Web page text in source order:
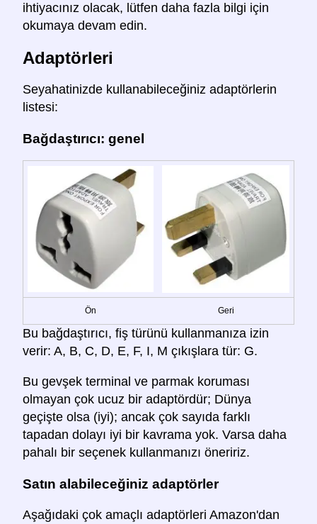
ihtiyacınız olacak, lütfen daha fazla bilgi için
okumaya devam edin.
Adaptörleri
Seyahatinizde kullanabileceğiniz adaptörlerin
listesi:
Bağdaştırıcı: genel
Ön Geri
Bu bağdaştırıcı, fiş türünü kullanmanıza izin
verir: A, B, C, D, E, F, I, M çıkışlara tür: G.
Bu gevşek terminal ve parmak koruması
olmayan çok ucuz bir adaptördür; Dünya
geçişte olsa (iyi); ancak çok sayıda farklı
tapadan dolayı iyi bir kavrama yok. Varsa daha
pahalı bir seçenek kullanmanızı öneririz.
Satın alabileceğiniz adaptörler
Aşağıdaki çok amaçlı adaptörleri Amazon'dan